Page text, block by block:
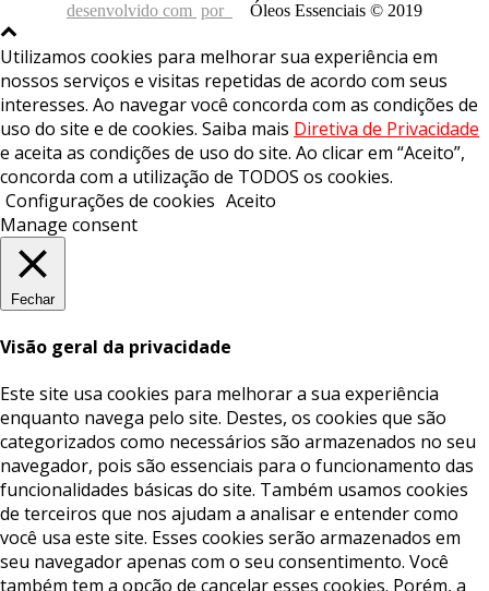
desenvolvido com por Óleos Essenciais © 2019
Utilizamos cookies para melhorar sua experiência em
nossos serviços e visitas repetidas de acordo com seus
interesses. Ao navegar você concorda com as condições de
uso do site e de cookies. Saiba mais Diretiva de Privacidade
e aceita as condições de uso do site. Ao clicar em “Aceito”,
concorda com a utilização de TODOS os cookies.
Configurações de cookies Aceito
Manage consent
Fechar
Visão geral da privacidade
Este site usa cookies para melhorar a sua experiência
enquanto navega pelo site. Destes, os cookies que são
categorizados como necessários são armazenados no seu
navegador, pois são essenciais para o funcionamento das
funcionalidades básicas do site. Também usamos cookies
de terceiros que nos ajudam a analisar e entender como
você usa este site. Esses cookies serão armazenados em
seu navegador apenas com o seu consentimento. Você
também tem a opção de cancelar esses cookies. Porém, a